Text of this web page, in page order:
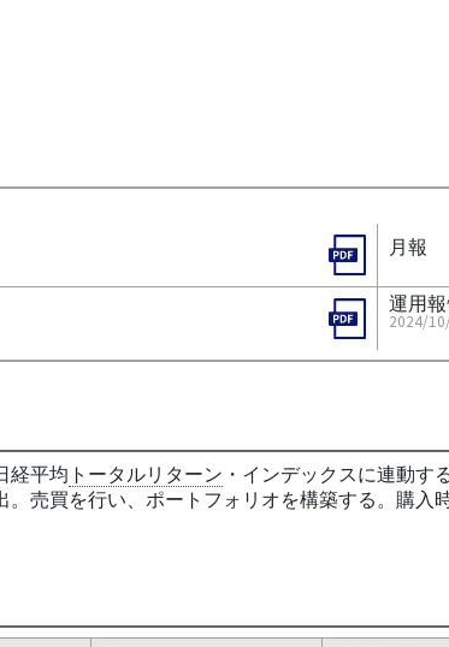
月報
運用
2024/
経平均 トータルリターン ・インデックスに連動
売買を行い、ポートフォリオを構築する。購